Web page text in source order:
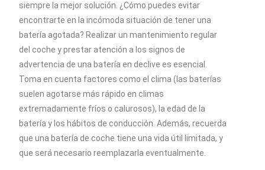
siempre la mejor solución. ¿Cómo puedes evitar
encontrarte en la incómoda situación de tener una
batería agotada? Realizar un mantenimiento regular
del coche y prestar atención a los signos de
advertencia de una batería en declive es esencial.
Toma en cuenta factores como el clima (las baterías
suelen agotarse más rápido en climas
extremadamente fríos o calurosos), la edad de la
batería y los hábitos de conducción. Además, recuerda
que una batería de coche tiene una vida útil limitada, y
que será necesario reemplazarla eventualmente.